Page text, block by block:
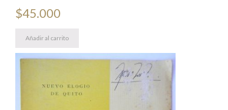
$45.000
Añadir al carrito